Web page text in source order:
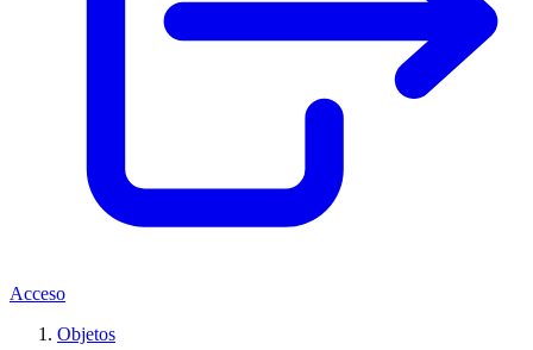
Acceso
Objetos